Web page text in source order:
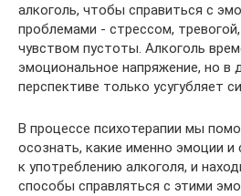
алкоголь, чтобы справиться с
проблемами - стрессом,
чувством пустоты. Алкоголь
эмоциональное напряжение, но в
перспективе только усугубляет
В процессе психотерапии мы
осознать, какие именно эмоции и
к употреблению алкоголя, и
способы справляться с этими